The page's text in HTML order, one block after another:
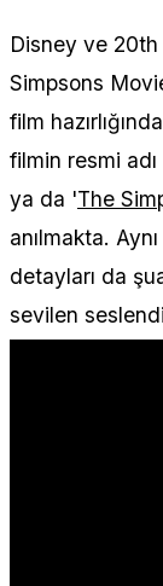
Disney ve
Simpsons
film
filmin resmi adı
ya da 'The
anılmakta.
detayları da
sevilen